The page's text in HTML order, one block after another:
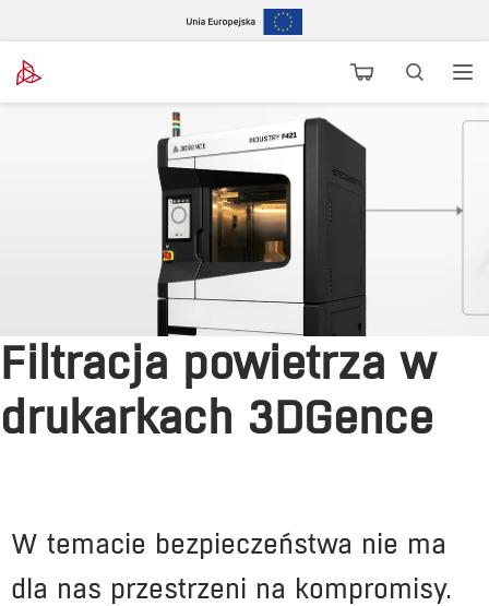
Filtracja powietrza w
drukarkach 3DGence
W temacie bezpieczeństwa nie ma
dla nas przestrzeni na kompromisy.